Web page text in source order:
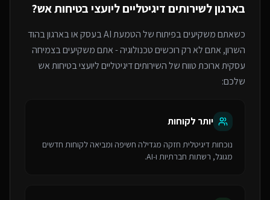
בארגוןלשירותים דיגיטליים ליועצי בטיחות אש?
כשאתם משקיעים בפיתוח שלהטמעת AI בעסק או בארגון
בהוד
השרון, אתם לא רק רוכשים טכנולוגיה - אתם משקיעים בצמיחה
עסקית ארוכת טווח של השירותים דיגיטליים ליועצי בטיחות אש
שלכם:
יותר לקוחות
נוכחות דיגיטלית חזקה מגדילה חשיפה ומביאה לקוחות חדשים
מגוגל, רשתות חברתיות ו-AI.